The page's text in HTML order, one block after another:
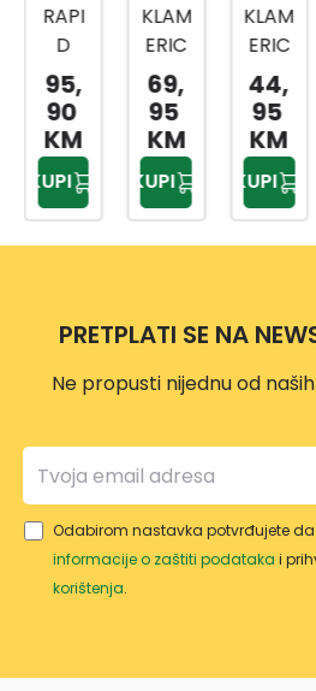
RAPI
D
KLAM
ERIC
A
R453
ERG
ONO
MIC
530/
14M
11312
63
95,
90
KM
KUPI
KLAM
ERIC
A
KOM
BINO
VAN
A 2U1
15-
50M
5040
69,
95
KM
KUPI
KLAM
ERIC
A
R53
ERG
ONO
MIC
53
0/4-
44,
95
KM
KUPI
PRETPLATI SE NA
Ne propusti nijednu od
Odabirom nastavka potvrđujete
informacije o zaštiti podataka i
korištenja.